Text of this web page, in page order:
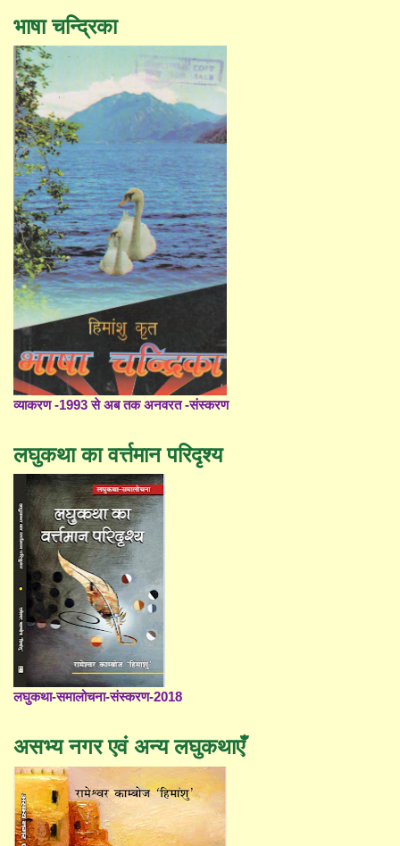
भाषा चन्द्रिका
व्याकरण -1993 से अब तक अनवरत -संस्करण
लघुकथा का वर्त्तमान परिदृश्य
लघुकथा-समालोचना-संस्करण-2018
असभ्य नगर एवं अन्य लघुकथाएँ